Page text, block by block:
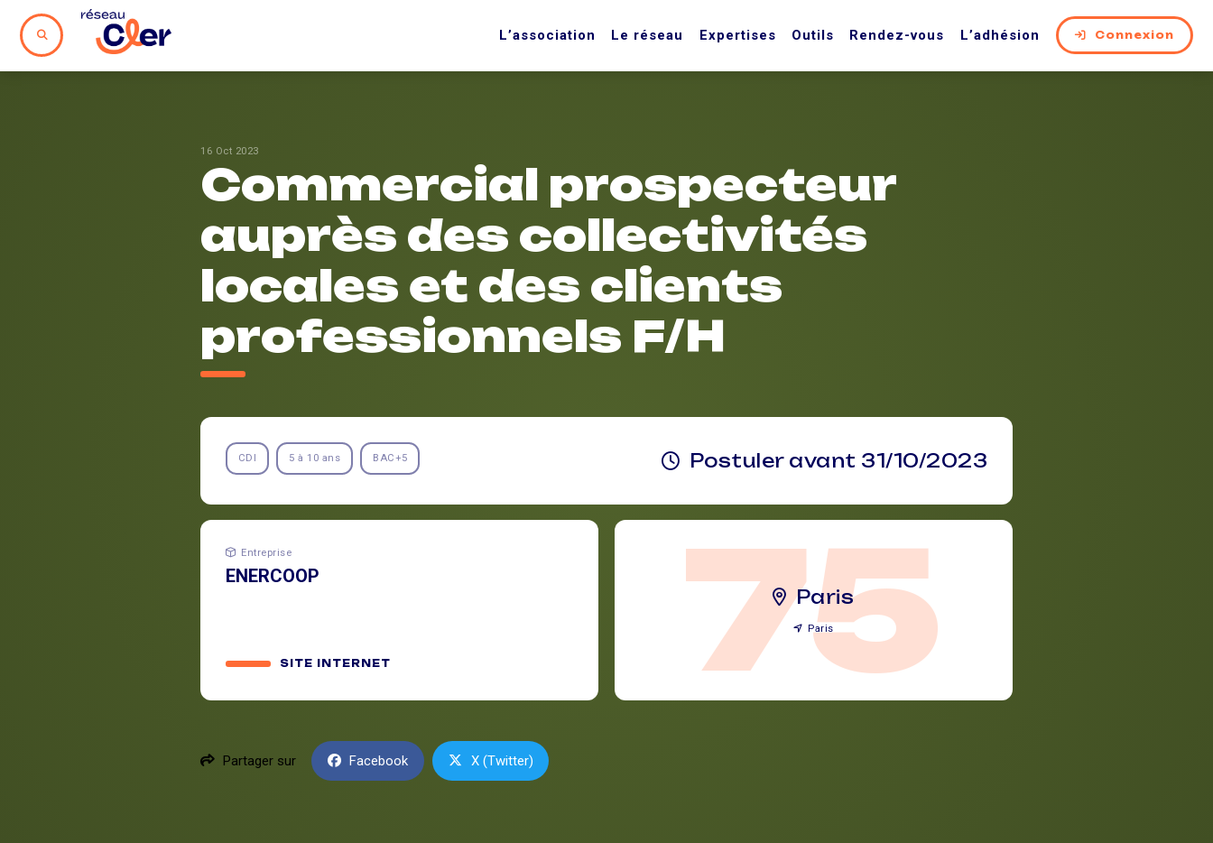
L’association Le réseau Expertises Outils Rendez-vous L’adhésion Connexion
16 Oct 2023
Commercial prospecteur
auprès des collectivités
locales et des clients
professionnels F/H
CDI 5 à 10 ans BAC+5 Postuler avant 31/10/2023
Entreprise
ENERCOOP
SITE INTERNET 75
Paris
Paris
Partager sur Facebook X (Twitter)